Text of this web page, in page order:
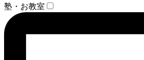
塾・お教室